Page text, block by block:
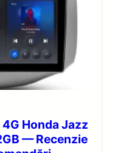
Honda Jazz
— Recenzie